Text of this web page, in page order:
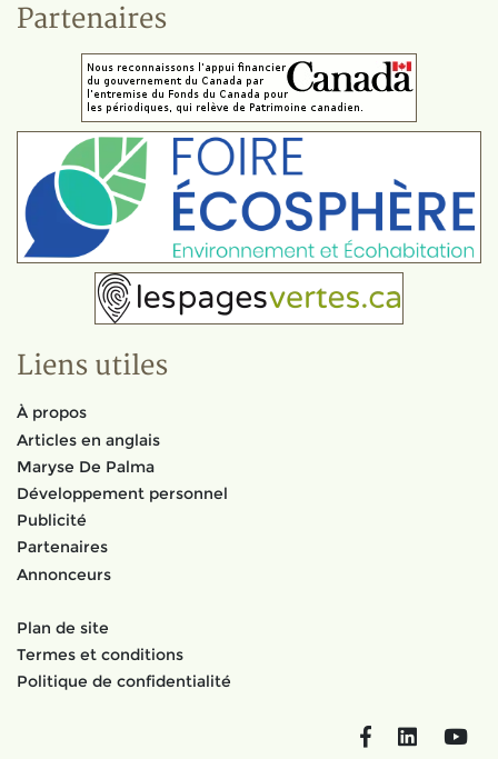
Partenaires
Liens utiles
À propos
Articles en anglais
Maryse De Palma
Développement personnel
Publicité
Partenaires
Annonceurs
Plan de site
Termes et conditions
Politique de confidentialité
FacebookLinkedIn